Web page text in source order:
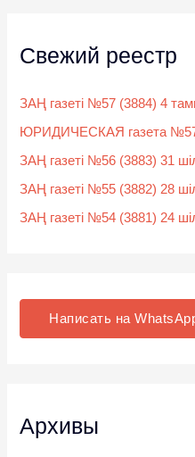
Свежий реестр
ЗАҢ газеті №57 (3884) 4
ЮРИДИЧЕСКАЯ газета №57
ЗАҢ газеті №56 (3883) 31
ЗАҢ газеті №55 (3882) 28
ЗАҢ газеті №54 (3881) 24
Написать на
Архивы